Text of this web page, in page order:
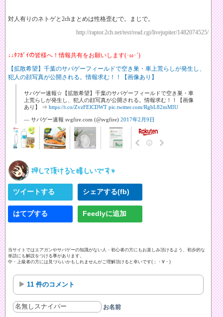
対人有りのネトゲと2chまとめは性格歪むで。まじで。
http://raptor.2ch.net/test/read.cgi/livejupiter/1482074525/
↓↓ﾀﾌｶﾞｲの皆様へ！情報共有をお願いします(･ω･´)
【拡散希望】千葉のサバゲーフィールドで空き巣・車上荒らしが発生し、
犯人の顔写真が公開される。情報求む！！【画像あり】
サバゲー速報☆【拡散希望】千葉のサバゲーフィールドで空き巣・車
上荒らしが発生し、犯人の顔写真が公開される。情報求む！！【画像
あり】 ⇒ https://t.co/ZvzFElCDWT pic.twitter.com/RgbL82mMIU
— サバゲー速報 svgfire.com (@svgfire) 2017年2月9日
ツイートする シェアする(fb)
はてブする Feedlyに追加
当サイトではエアガンやサバゲーの知識がない人・初心者の方にもお楽しみ頂けるよう、初歩的な
単語にも解説をつける事があります。
中・上級者の方には見づらいかもしれませんがご理解頂けると幸いです(；・∀・)
11 件のコメント
お名前